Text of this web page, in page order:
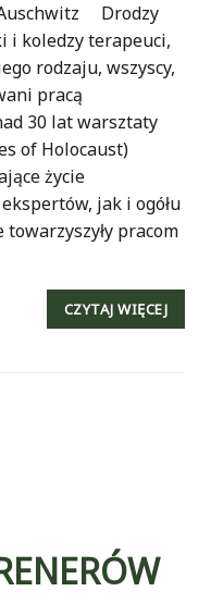
Auschwitz Drodzy
i koledzy terapeuci,
rodzaju, wszyscy,
pracą
30 lat warsztaty
of Holocaust)
życie
jak i ogółu
towarzyszyły pracom
CZYTAJ WIĘCEJ